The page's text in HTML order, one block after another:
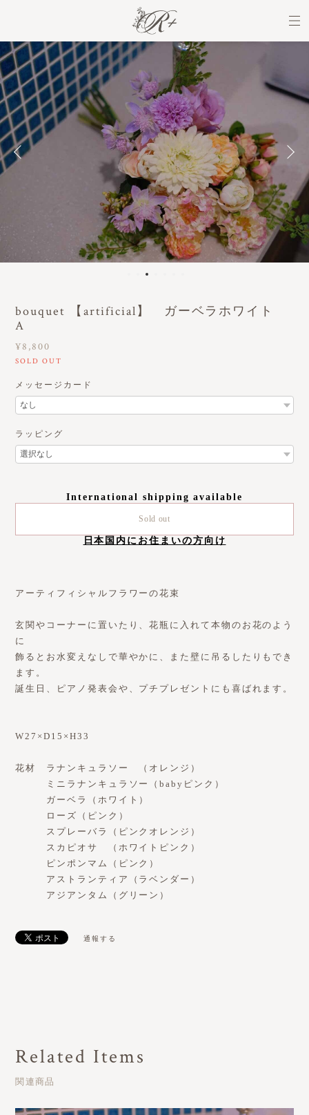
bouquet 【artificial】 ガーベラホワイト
A
¥8,800
SOLD OUT
メッセージカード
ラッピング
International shipping available
Sold out
日本国内にお住まいの方向け
アーティフィシャルフラワーの花束
玄関やコーナーに置いたり、花瓶に入れて本物のお花のよう
に
飾るとお水変えなしで華やかに、また壁に吊るしたりもでき
ます。
誕生日、ピアノ発表会や、プチプレゼントにも喜ばれます。
W27×D15×H33
花材 ラナンキュラソー （オレンジ）
ミニラナンキュラソー（babyピンク）
ガーベラ（ホワイト）
ローズ（ピンク）
スプレーバラ（ピンクオレンジ）
スカピオサ （ホワイトピンク）
ピンポンマム（ピンク）
アストランティア（ラベンダー）
アジアンタム（グリーン）
通報する
Related Items
関連商品